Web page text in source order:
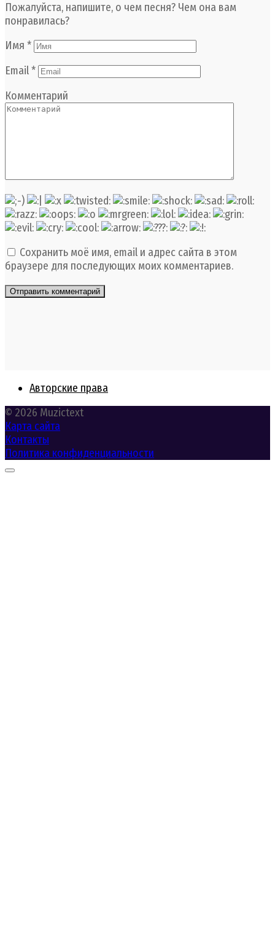
Пожалуйста, напишите, о чем песня? Чем она вам
понравилась?
Имя *
Email*
Комментарий
Сохранить моё имя, email и адрес сайта в этом
браузере для последующих моих комментариев.
Авторские права
© 2026 Muzictext
Карта сайта
Контакты
Политика конфиденциальности